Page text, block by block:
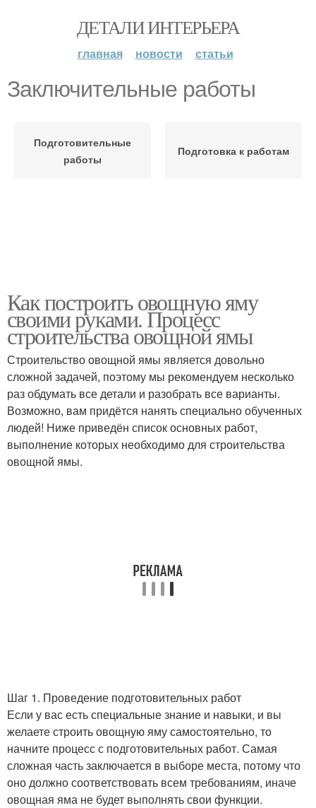
ДЕТАЛИ ИНТЕРЬЕРА
главная новости статьи
Заключительные работы
Подготовительные
работы
Подготовка к работам
Как построить овощную яму
своими руками. Процесс
строительства овощной ямы
Строительство овощной ямы является довольно
сложной задачей, поэтому мы рекомендуем несколько
раз обдумать все детали и разобрать все варианты.
Возможно, вам придётся нанять специально обученных
людей! Ниже приведён список основных работ,
выполнение которых необходимо для строительства
овощной ямы.
Шаг 1. Проведение подготовительных работ
Если у вас есть специальные знание и навыки, и вы
желаете строить овощную яму самостоятельно, то
начните процесс с подготовительных работ. Самая
сложная часть заключается в выборе места, потому что
оно должно соответствовать всем требованиям, иначе
овощная яма не будет выполнять свои функции.